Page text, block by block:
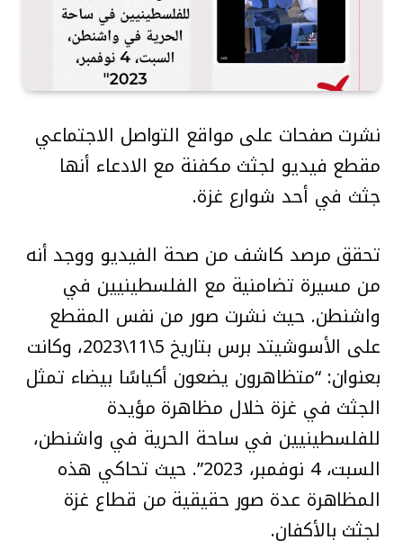
نشرت صفحات على مواقع التواصل الاجتماعي
مقطع فيديو لجثث مكفنة مع الادعاء أنها
جثث في أحد شوارع غزة.
تحقق مرصد كاشف من صحة الفيديو ووجد أنه
من مسيرة تضامنية مع الفلسطينيين في
واشنطن. حيث نشرت صور من نفس المقطع
على الأسوشيتد برس بتاريخ 5\11\2023، وكانت
بعنوان: “متظاهرون يضعون أكياسًا بيضاء تمثل
الجثث في غزة خلال مظاهرة مؤيدة
للفلسطينيين في ساحة الحرية في واشنطن،
السبت، 4 نوفمبر، 2023”. حيث تحاكي هذه
المظاهرة عدة صور حقيقية من قطاع غزة
لجثث بالأكفان.